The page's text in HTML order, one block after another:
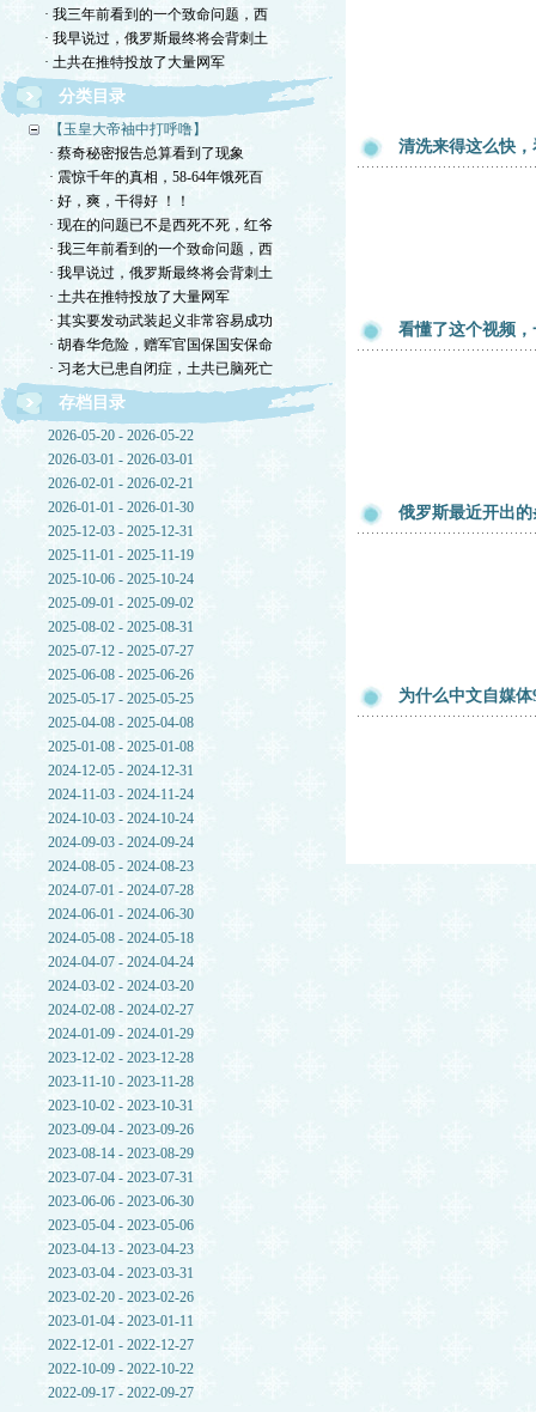
· 我三年前看到的一个致命问题，西
· 我早说过，俄罗斯最终将会背刺土
· 土共在推特投放了大量网军
分类目录
【玉皇大帝袖中打呼噜】
· 蔡奇秘密报告总算看到了现象
· 震惊千年的真相，58-64年饿死百
· 好，爽，干得好 ！！
· 现在的问题已不是西死不死，红爷
· 我三年前看到的一个致命问题，西
· 我早说过，俄罗斯最终将会背刺土
· 土共在推特投放了大量网军
· 其实要发动武装起义非常容易成功
· 胡春华危险，赠军官国保国安保命
· 习老大已患自闭症，土共已脑死亡
存档目录
2026-05-20 - 2026-05-22
2026-03-01 - 2026-03-01
2026-02-01 - 2026-02-21
2026-01-01 - 2026-01-30
2025-12-03 - 2025-12-31
2025-11-01 - 2025-11-19
2025-10-06 - 2025-10-24
2025-09-01 - 2025-09-02
2025-08-02 - 2025-08-31
2025-07-12 - 2025-07-27
2025-06-08 - 2025-06-26
2025-05-17 - 2025-05-25
2025-04-08 - 2025-04-08
2025-01-08 - 2025-01-08
2024-12-05 - 2024-12-31
2024-11-03 - 2024-11-24
2024-10-03 - 2024-10-24
2024-09-03 - 2024-09-24
2024-08-05 - 2024-08-23
2024-07-01 - 2024-07-28
2024-06-01 - 2024-06-30
2024-05-08 - 2024-05-18
2024-04-07 - 2024-04-24
2024-03-02 - 2024-03-20
2024-02-08 - 2024-02-27
2024-01-09 - 2024-01-29
2023-12-02 - 2023-12-28
2023-11-10 - 2023-11-28
2023-10-02 - 2023-10-31
2023-09-04 - 2023-09-26
2023-08-14 - 2023-08-29
2023-07-04 - 2023-07-31
2023-06-06 - 2023-06-30
2023-05-04 - 2023-05-06
2023-04-13 - 2023-04-23
2023-03-04 - 2023-03-31
2023-02-20 - 2023-02-26
2023-01-04 - 2023-01-11
2022-12-01 - 2022-12-27
2022-10-09 - 2022-10-22
2022-09-17 - 2022-09-27
清洗来得这么快
看懂了这个视频
俄罗斯最近开出
为什么中文自媒